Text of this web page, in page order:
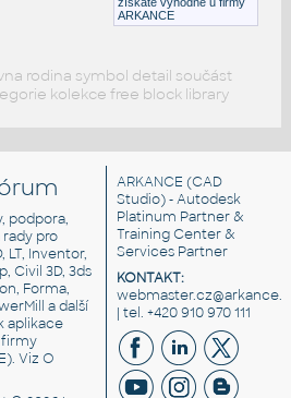
ARKANCE
rodina symbol detail součást
kolekce free block library
podpora,
pro
LT, Inventor,
Civil 3D, 3ds
Forma,
a další
aplikace
VizO
ARKANCE (CAD
Studio) - Autodesk
Platinum Partner &
Training Center &
Services Partner
KONTAKT:
| tel. +420 910 970 111